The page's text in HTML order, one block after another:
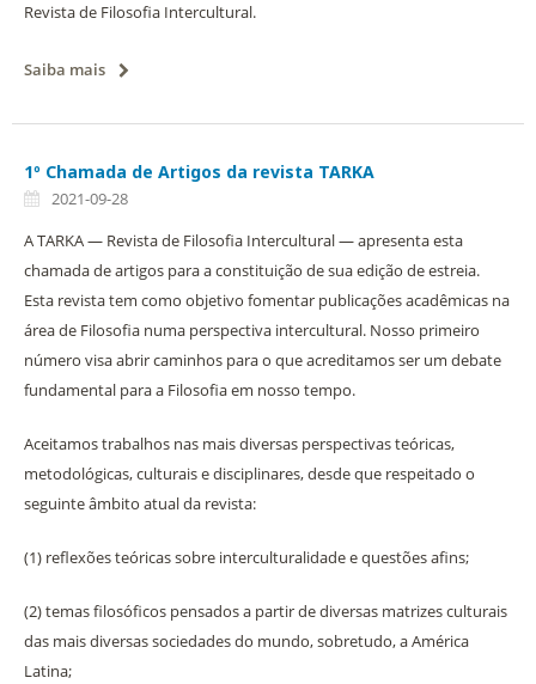
Revista de Filosofia Intercultural.
Saiba mais
1º Chamada de Artigos da revista TARKA
2021-09-28
A TARKA — Revista de Filosofia Intercultural — apresenta esta
chamada de artigos para a constituição de sua edição de estreia.
Esta revista tem como objetivo fomentar publicações acadêmicas na
área de Filosofia numa perspectiva intercultural. Nosso primeiro
número visa abrir caminhos para o que acreditamos ser um debate
fundamental para a Filosofia em nosso tempo.
Aceitamos trabalhos nas mais diversas perspectivas teóricas,
metodológicas, culturais e disciplinares, desde que respeitado o
seguinte âmbito atual da revista:
(1) reflexões teóricas sobre interculturalidade e questões afins;
(2) temas filosóficos pensados a partir de diversas matrizes culturais
das mais diversas sociedades do mundo, sobretudo, a América
Latina;